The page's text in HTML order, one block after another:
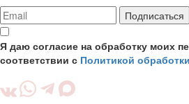
Подписаться
Я даю согласие на обработку моих
соответствии с Политикой